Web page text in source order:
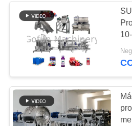
durazno
Planta de
zanahoria